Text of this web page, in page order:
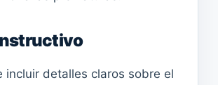
incluir detalles claros sobre el